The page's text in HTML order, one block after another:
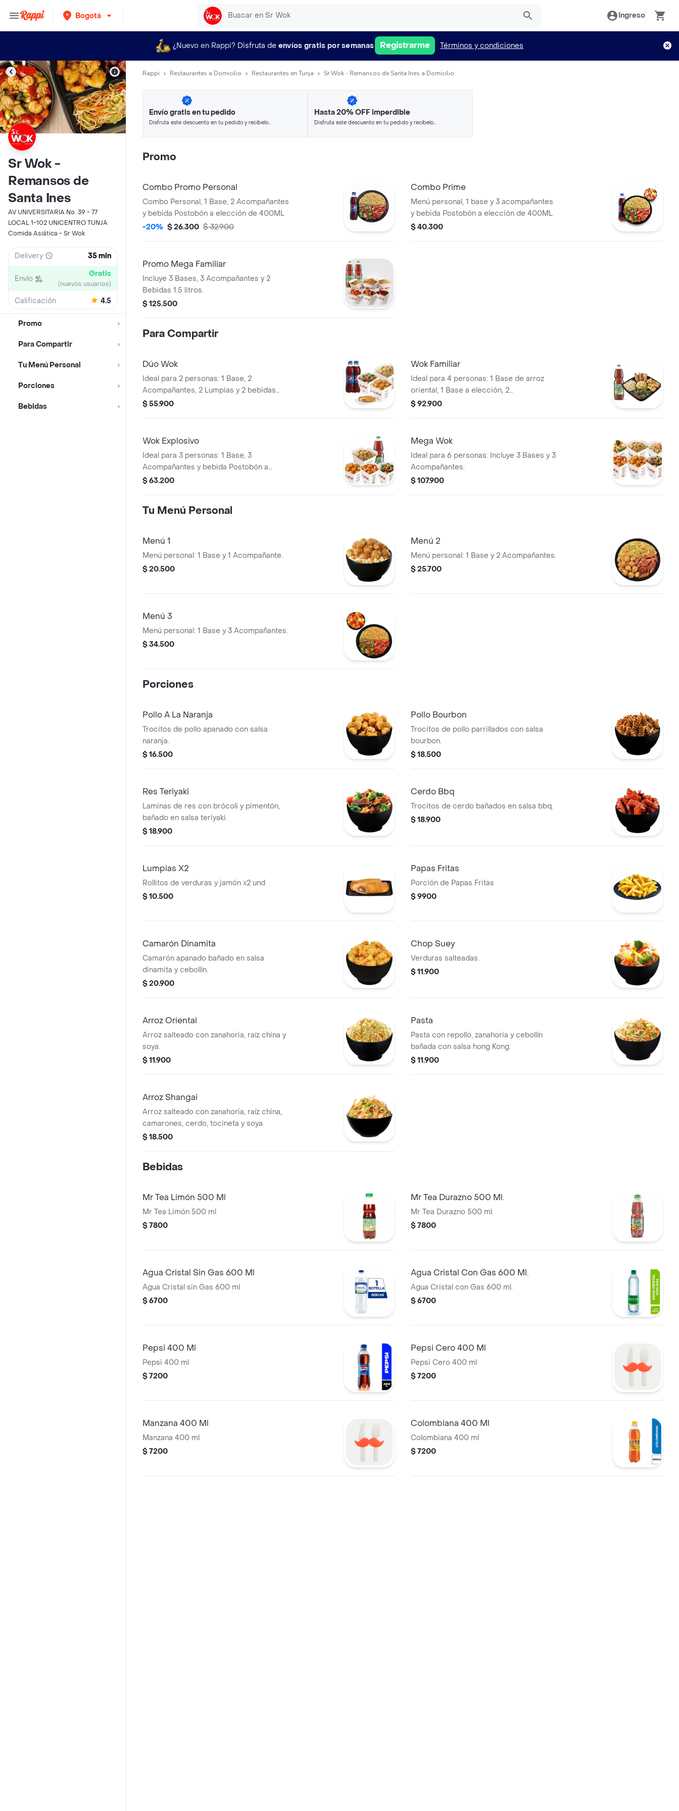
Bogotá Ingreso
¿Nuevo en Rappi? Disfruta de envíos gratis por semanas Registrarme Términos y condiciones
Sr Wok -
Remansos de
Santa Ines
AV UNIVERSITARIA No. 39 - 77
LOCAL 1-102 UNICENTRO TUNJA
Comida Asiática - Sr Wok
Delivery 35 min
Envío Gratis
(nuevos usuarios)
Calificación 4.5
Promo
Para Compartir
Tu Menú Personal
Porciones
Bebidas
Rappi Restaurantes a Domicilio Restaurantes en Tunja Sr Wok - Remansos de Santa Ines a Domicilio
Envío gratis en tu pedido
Disfruta este descuento en tu pedido y recíbelo
Hasta 20% OFF imperdible
Disfruta este descuento en tu pedido y recíbelo
Promo
Combo Promo Personal
Combo Personal, 1 Base, 2 Acompañantes
y bebida Postobón a elección de 400ML
-20% $ 26.300 $ 32.900
Combo Prime
Menú personal, 1 base y 3 acompañantes
y bebida Postobón a elección de 400ML
$ 40.300
Promo Mega Familiar
Incluye 3 Bases, 3 Acompañantes y 2
Bebidas 1.5 litros.
$ 125.500
Para Compartir
Dúo Wok
Ideal para 2 personas: 1 Base, 2
Acompañantes, 2 Lumpias y 2 bebidas
Postobón a elección de 400ML.
$ 55.900
Wok Familiar
Ideal para 4 personas: 1 Base de arroz
oriental, 1 Base a elección, 2
Acompañantes, 4 lumpias y una bebida
$ 92.900
Wok Explosivo
Ideal para 3 personas: 1 Base, 3
Acompañantes y bebida Postobón a
elección de 1.5L
$ 63.200
Mega Wok
Ideal para 6 personas: Incluye 3 Bases y 3
Acompañantes.
$ 107.900
Tu Menú Personal
Menú 1
Menú personal: 1 Base y 1 Acompañante.
$ 20.500
Menú 2
Menú personal: 1 Base y 2 Acompañantes.
$ 25.700
Menú 3
Menú personal: 1 Base y 3 Acompañantes.
$ 34.500
Porciones
Pollo A La Naranja
Trocitos de pollo apanado con salsa
naranja.
$ 16.500
Pollo Bourbon
Trocitos de pollo parrillados con salsa
bourbon.
$ 18.500
Res Teriyaki
Laminas de res con brócoli y pimentón,
bañado en salsa teriyaki.
$ 18.900
Cerdo Bbq
Trocitos de cerdo bañados en salsa bbq.
$ 18.900
Lumpias X2
Rollitos de verduras y jamón x2 und
$ 10.500
Papas Fritas
Porción de Papas Fritas
$ 9900
Camarón Dinamita
Camarón apanado bañado en salsa
dinamita y cebollín.
$ 20.900
Chop Suey
Verduras salteadas.
$ 11.900
Arroz Oriental
Arroz salteado con zanahoria, raíz china y
soya.
$ 11.900
Pasta
Pasta con repollo, zanahoria y cebollín
bañada con salsa hong Kong.
$ 11.900
Arroz Shangai
Arroz salteado con zanahoria, raíz china,
camarones, cerdo, tocineta y soya.
$ 18.500
Bebidas
Mr Tea Limón 500 Ml
Mr Tea Limón 500 ml
$ 7800
Mr Tea Durazno 500 Ml.
Mr Tea Durazno 500 ml.
$ 7800
Agua Cristal Sin Gas 600 Ml
Agua Cristal sin Gas 600 ml
$ 6700
Agua Cristal Con Gas 600 Ml.
Agua Cristal con Gas 600 ml.
$ 6700
Pepsi 400 Ml
Pepsi 400 ml
$ 7200
Pepsi Cero 400 Ml
Pepsi Cero 400 ml
$ 7200
Manzana 400 Ml
Manzana 400 ml
$ 7200
Colombiana 400 Ml
Colombiana 400 ml
$ 7200